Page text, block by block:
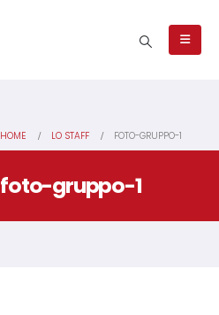
HOME LO STAFF FOTO-GRUPPO-1
foto-gruppo-1